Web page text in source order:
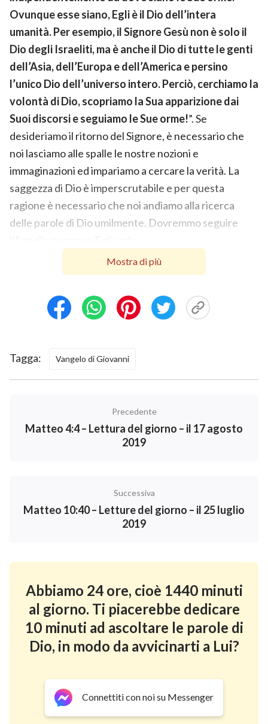
Ovunque esse siano, Egli è il Dio dell’intera
umanità. Per esempio, il Signore Gesù non è solo il
Dio degli Israeliti, ma è anche il Dio di tutte le genti
dell’Asia, dell’Europa e dell’America e persino
l’unico Dio dell’universo intero. Perciò, cerchiamo la
volontà di Dio, scopriamo la Sua apparizione dai
Suoi discorsi e seguiamo le Sue orme!”. Se
desideriamo il ritorno del Signore, è necessario che
noi lasciamo alle spalle le nostre nozioni e
immaginazioni ed impariamo a cercare la verità. La
saggezza di Dio è imperscrutabile e per questa
ragione è necessario che noi andiamo alla ricerca
delle parole di Dio umilmente. Dovremmo seguire
Mostra di più
Tagga: Vangelo di Giovanni
Precedente
Matteo 4:4 – Lettura del giorno – il 17 agosto
2019
Successiva
Matteo 10:40 – Letture del giorno – il 25 luglio
2019
Abbiamo 24 ore, cioè 1440 minuti
al giorno. Ti piacerebbe dedicare
10 minuti ad ascoltare le parole di
Dio, in modo da avvicinarti a Lui?
Connettiti con noi su Messenger